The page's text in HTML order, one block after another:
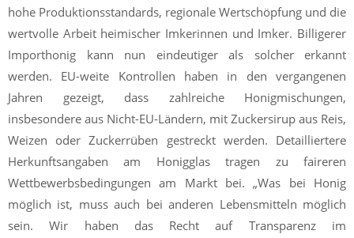
hohe Produktionsstandards, regionale Wertschöpfung und die
wertvolle Arbeit heimischer Imkerinnen und Imker. Billigerer
Importhonig kann nun eindeutiger als solcher erkannt
werden. EU-weite Kontrollen haben in den vergangenen
Jahren gezeigt, dass zahlreiche Honigmischungen,
insbesondere aus Nicht-EU-Ländern, mit Zuckersirup aus Reis,
Weizen oder Zuckerrüben gestreckt werden. Detailliertere
Herkunftsangaben am Honigglas tragen zu faireren
Wettbewerbsbedingungen am Markt bei. „Was bei Honig
möglich ist, muss auch bei anderen Lebensmitteln möglich
sein. Wir haben das Recht auf Transparenz im